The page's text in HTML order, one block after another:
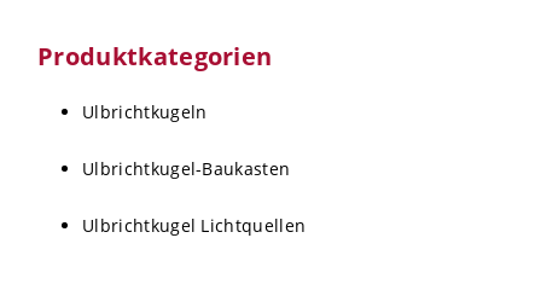
Produktkategorien
Ulbrichtkugeln
Ulbrichtkugel-Baukasten
Ulbrichtkugel Lichtquellen